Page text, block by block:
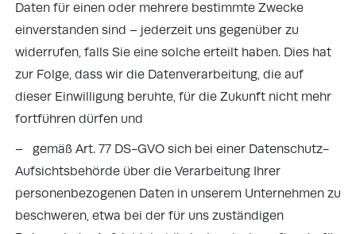
Daten für einen oder mehrere bestimmte Zwecke
einverstanden sind – jederzeit uns gegenüber zu
widerrufen, falls Sie eine solche erteilt haben. Dies hat
zur Folge, dass wir die Datenverarbeitung, die auf
dieser Einwilligung beruhte, für die Zukunft nicht mehr
fortführen dürfen und
– gemäß Art. 77 DS-GVO sich bei einer Datenschutz-
Aufsichtsbehörde über die Verarbeitung Ihrer
personenbezogenen Daten in unserem Unternehmen zu
beschweren, etwa bei der für uns zuständigen